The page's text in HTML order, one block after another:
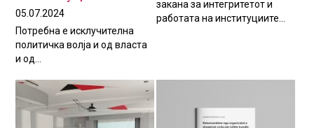
05.07.2024
Потребна е исклучителна
политичка волја и од власта
и од...
закана за интегритетот и
работата на институциите...